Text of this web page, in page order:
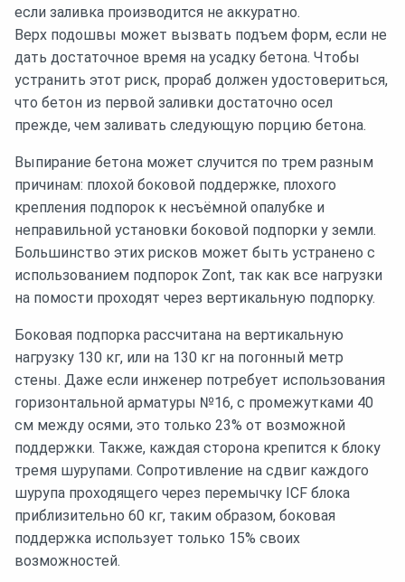
если заливка производится не аккуратно.
Верх подошвы может вызвать подъем форм, если не
дать достаточное время на усадку бетона. Чтобы
устранить этот риск, прораб должен удостовериться,
что бетон из первой заливки достаточно осел
прежде, чем заливать следующую порцию бетона.
Выпирание бетона может случится по трем разным
причинам: плохой боковой поддержке, плохого
крепления подпорок к несъёмной опалубке и
неправильной установки боковой подпорки у земли.
Большинство этих рисков может быть устранено с
использованием подпорок Zont, так как все нагрузки
на помости проходят через вертикальную подпорку.
Боковая подпорка рассчитана на вертикальную
нагрузку 130 кг, или на 130 кг на погонный метр
стены. Даже если инженер потребует использования
горизонтальной арматуры №16, с промежутками 40
см между осями, это только 23% от возможной
поддержки. Также, каждая сторона крепится к блоку
тремя шурупами. Сопротивление на сдвиг каждого
шурупа проходящего через перемычку ICF блока
приблизительно 60 кг, таким образом, боковая
поддержка использует только 15% своих
возможностей.